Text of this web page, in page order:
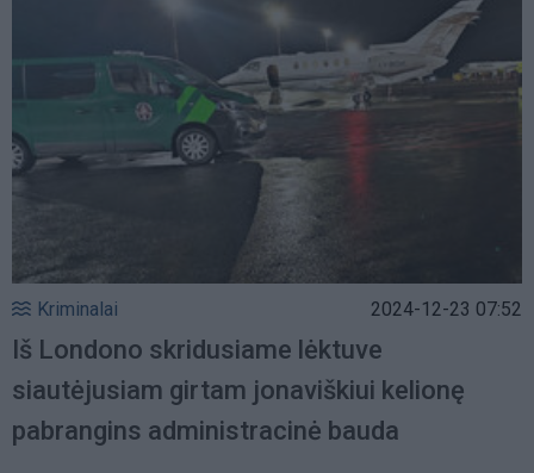
Kriminalai 2024-12-23 07:52
Iš Londono skridusiame lėktuve
siautėjusiam girtam jonaviškiui kelionę
pabrangins administracinė bauda